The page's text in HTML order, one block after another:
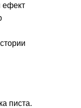
ефект
писта.